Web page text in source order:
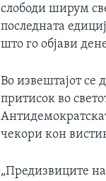
слободи ширум
последната
што го објави
Во извештајот се
притисок во
чекори кон
„Предизвиците